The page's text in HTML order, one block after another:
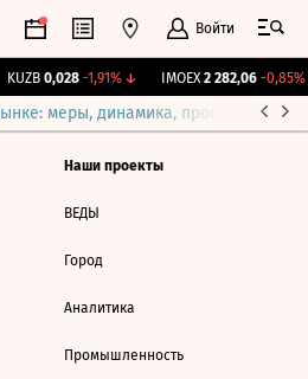
Войти
KUZB 0,028 -1,91%↓ IMOEX 2 282,06 -0,85%
меры, динамика, прогнозы
Наши проекты
ВЕДЫ
Город
Аналитика
Промышленность